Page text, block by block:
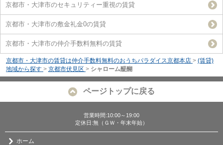
京都市・大津市のセキュリティー重視の賃貸
京都市・大津市の敷金礼金0の賃貸
京都市・大津市の仲介手数料無料の賃貸
京都市・大津市の賃貸は仲介手数料無料のおうちパラダイス京都本店 > (賃貸)
地域から探す > 京都市伏見区 > シャローム醍醐
ページトップに戻る
営業時間:10:00～19:00
定休日:無（ＧＷ・年末年始）
ホーム